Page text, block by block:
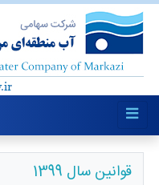
قوانین سال 1399